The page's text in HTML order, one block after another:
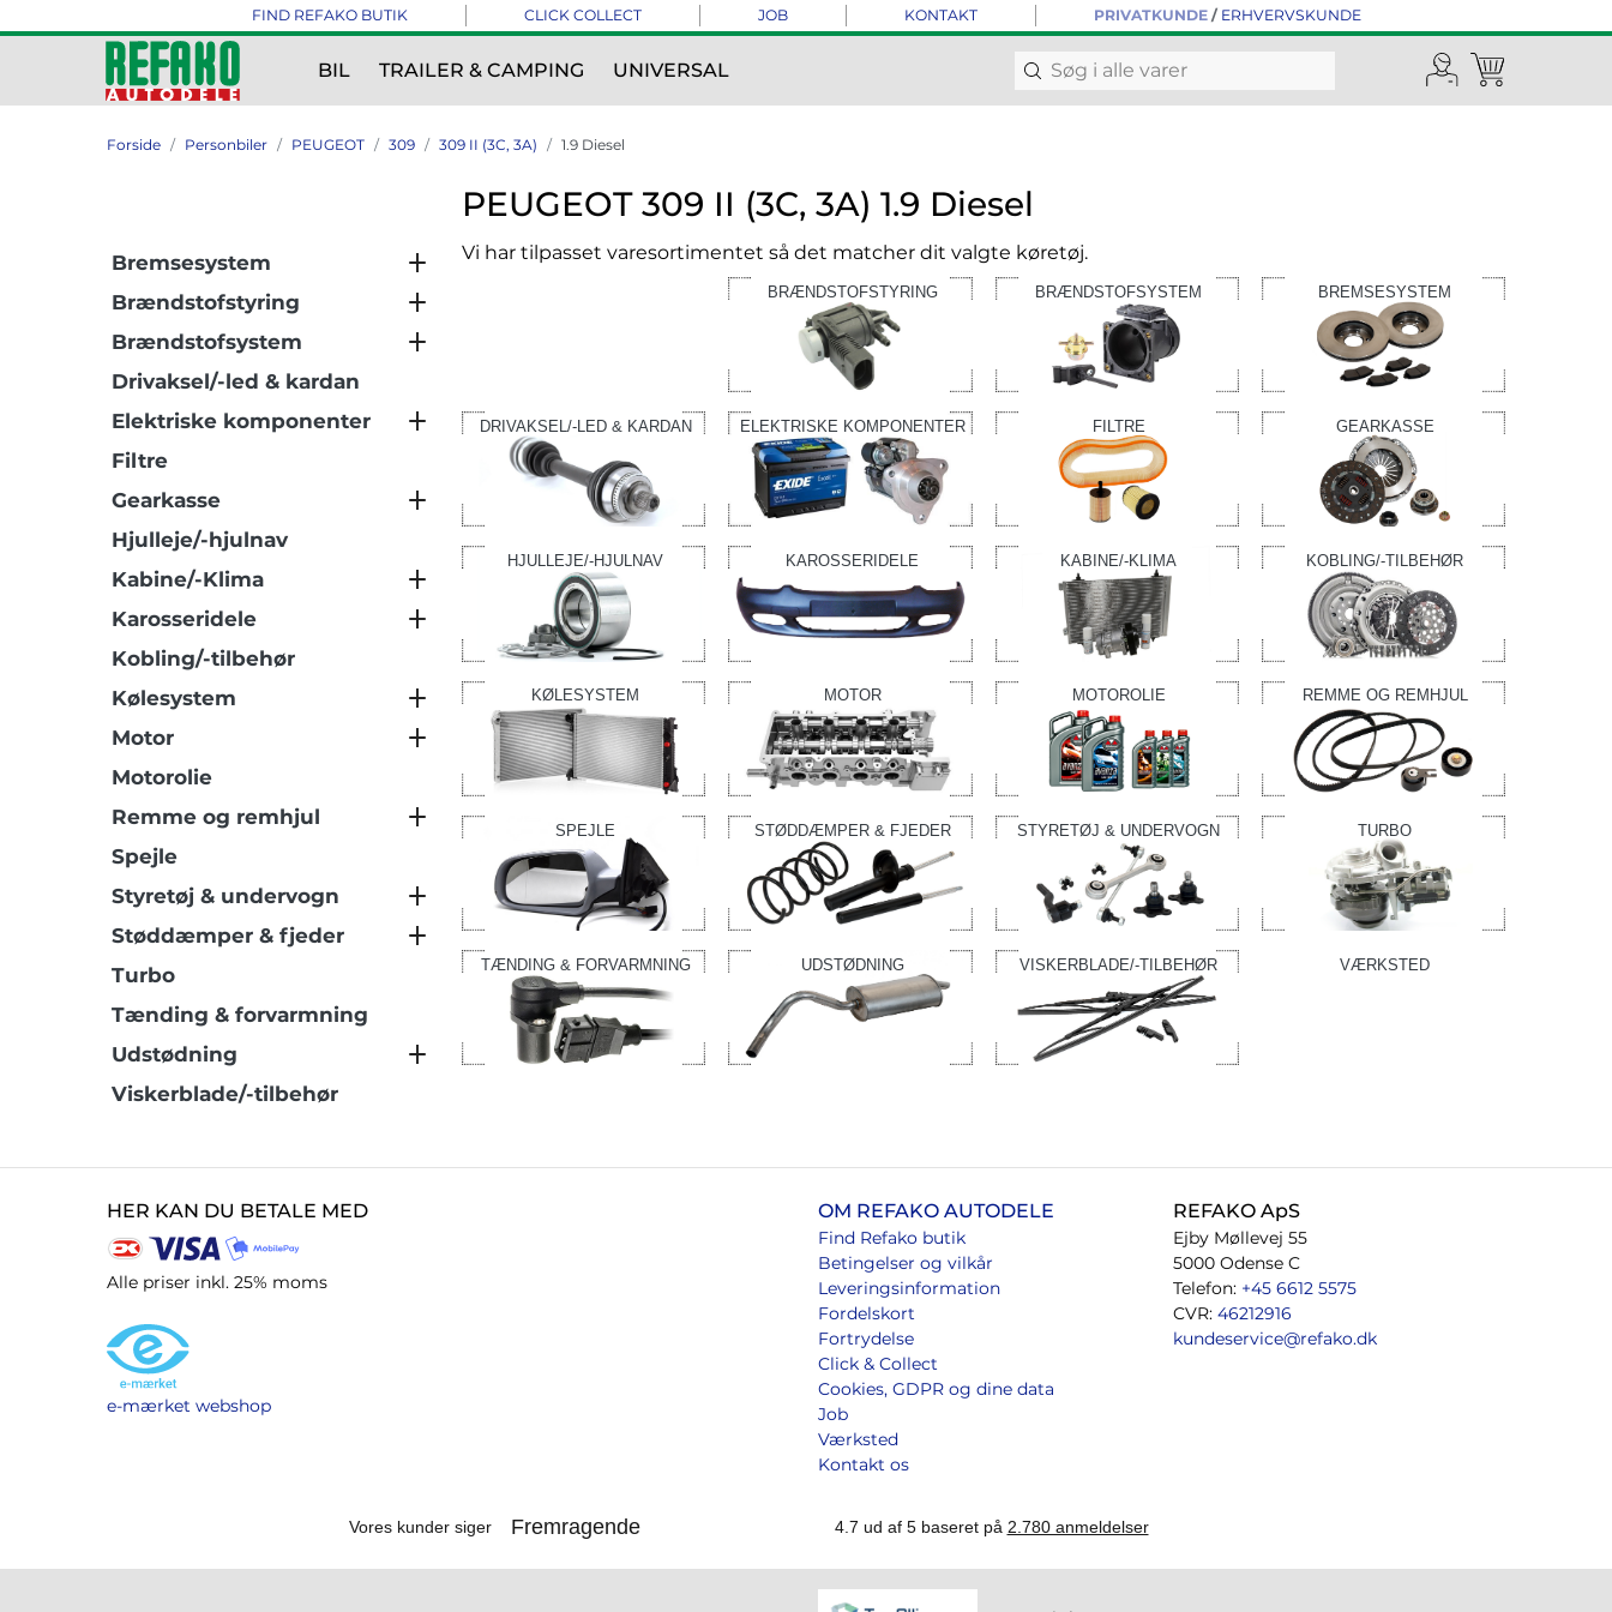
FIND REFAKO BUTIK CLICK COLLECT JOB KONTAKT PRIVATKUNDE/ ERHVERVSKUNDE
BIL TRAILER & CAMPING UNIVERSAL
Forside Personbiler PEUGEOT 309 309 II (3C, 3A) 1.9 Diesel
PEUGEOT 309 II (3C, 3A) 1.9 Diesel
Vi har tilpasset varesortimentet så det matcher dit valgte køretøj.
BRÆNDSTOFSTYRING BRÆNDSTOFSYSTEM BREMSESYSTEM
DRIVAKSEL/-LED & KARDAN ELEKTRISKE KOMPONENTER FILTRE GEARKASSE
HJULLEJE/-HJULNAV KAROSSERIDELE KABINE/-KLIMA KOBLING/-TILBEHØR
KØLESYSTEM MOTOR MOTOROLIE REMME OG REMHJUL
SPEJLE STØDDÆMPER & FJEDER STYRETØJ & UNDERVOGN TURBO
TÆNDING & FORVARMNING UDSTØDNING VISKERBLADE/-TILBEHØR VÆRKSTED
Bremsesystem
Brændstofstyring
Brændstofsystem
Drivaksel/-led & kardan
Elektriske komponenter
Filtre
Gearkasse
Hjulleje/-hjulnav
Kabine/-Klima
Karosseridele
Kobling/-tilbehør
Kølesystem
Motor
Motorolie
Remme og remhjul
Spejle
Styretøj & undervogn
Støddæmper & fjeder
Turbo
Tænding & forvarmning
Udstødning
Viskerblade/-tilbehør
HER KAN DU BETALE MED
Alle priser inkl. 25% moms
e-mærket webshop
OM REFAKO AUTODELE
Find Refako butik
Betingelser og vilkår
Leveringsinformation
Fordelskort
Fortrydelse
Click & Collect
Cookies, GDPR og dine data
Job
Værksted
Kontakt os
REFAKO ApS
Ejby Møllevej 55
5000 Odense C
Telefon: +45 6612 5575
CVR: 46212916
kundeservice@refako.dk